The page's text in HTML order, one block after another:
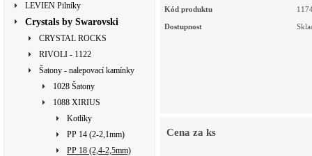
LEVIEN Pilníky
Crystals by Swarovski
CRYSTAL ROCKS
RIVOLI - 1122
Šatony - nalepovací kamínky
1028 Šatony
1088 XIRIUS
Kotlíky
PP 14 (2-2,1mm)
PP 18 (2,4-2,5mm)
Kód produktu
Dostupnost
Cena za ks